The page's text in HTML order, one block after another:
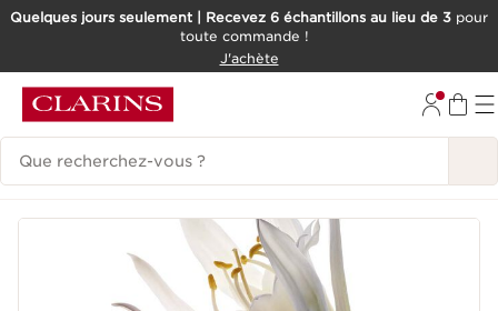
ALLER AU CONTENU
Quelques jours seulement | Recevez 6 échantillons au lieu de 3 pour
toute commande !
J'achète
Historique des recherches